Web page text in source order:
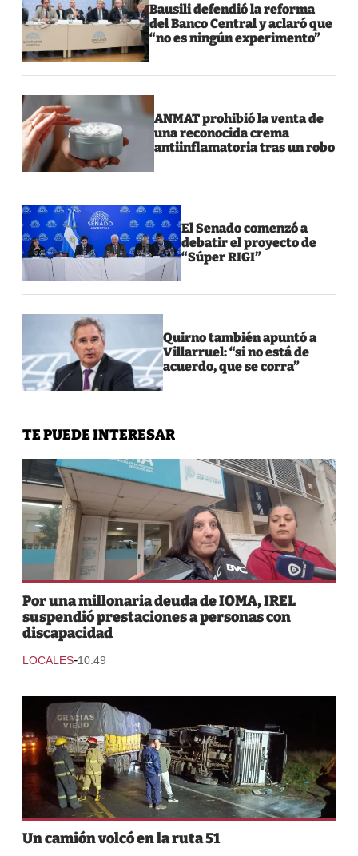
Bausili defendió la reforma
del Banco Central y aclaró que
“no es ningún experimento”
ANMAT prohibió la venta de
una reconocida crema
antiinflamatoria tras un robo
El Senado comenzó a
debatir el proyecto de
“Súper RIGI”
Quirno también apuntó a
Villarruel: “si no está de
acuerdo, que se corra”
TE PUEDE INTERESAR
Por una millonaria deuda de IOMA, IREL
suspendió prestaciones a personas con
discapacidad
LOCALES-10:49
Un camión volcó en la ruta 51